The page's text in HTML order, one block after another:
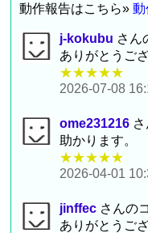
動作報告はこちら»動
j-kokubu さん
ありがとうご
★★★★★
2026-07-08
ome231216
助かります。
★★★★★
2026-04-01
jinffec さんの
ありがとうご